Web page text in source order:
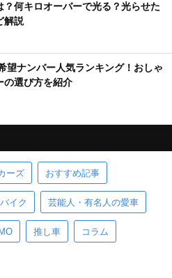
？何キロオーバーで光る？光らせた
解説
望ナンバー人気ランキング！おしゃ
の選び方を紹介
ーズ おすすめ記事
バイク 芸能人・有名人の愛車
推し車 コラム